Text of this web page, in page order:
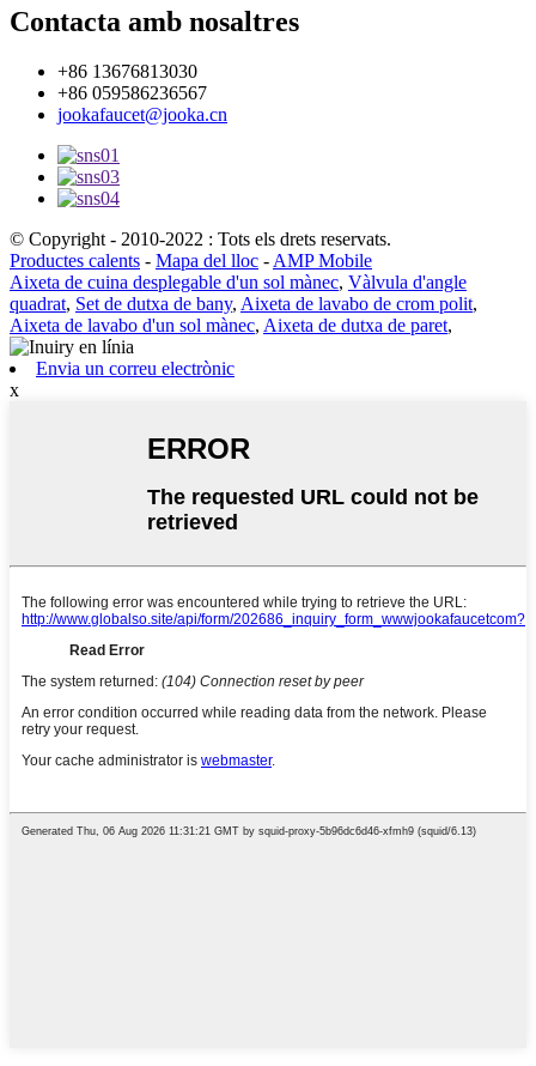
Contacta amb nosaltres
+86 13676813030
+86 059586236567
jookafaucet@jooka.cn
© Copyright - 2010-2022 : Tots els drets reservats.
Productes calents - Mapa del lloc -AMP Mobile
Aixeta de cuina desplegable d'un sol mànec, Vàlvula d'angle
quadrat, Set de dutxa de bany, Aixeta de lavabo de crom polit,
Aixeta de lavabo d'un sol mànec, Aixeta de dutxa de paret,
Envia un correu electrònic
x